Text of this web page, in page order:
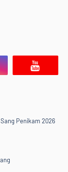
Penikam 2026